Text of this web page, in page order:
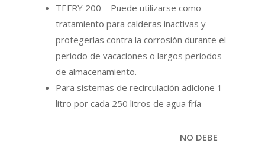
TEFRY 200 – Puede utilizarse como
tratamiento para calderas inactivas y
protegerlas contra la corrosión durante el
periodo de vacaciones o largos periodos
de almacenamiento.
Para sistemas de recirculación adicione 1
litro por cada 250 litros de agua fría
NO DEBE